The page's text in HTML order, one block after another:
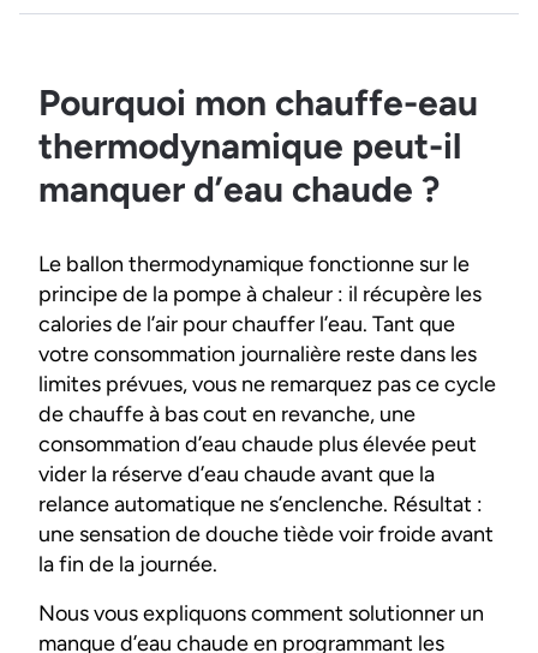
Pourquoi mon chauffe-eau
thermodynamique peut-il
manquer d’eau chaude ?
Le ballon thermodynamique fonctionne sur le
principe de la pompe à chaleur : il récupère les
calories de l’air pour chauffer l’eau. Tant que
votre consommation journalière reste dans les
limites prévues, vous ne remarquez pas ce cycle
de chauffe à bas cout en revanche, une
consommation d’eau chaude plus élevée peut
vider la réserve d’eau chaude avant que la
relance automatique ne s’enclenche. Résultat :
une sensation de douche tiède voir froide avant
la fin de la journée.
Nous vous expliquons comment solutionner un
manque d’eau chaude en programmant les